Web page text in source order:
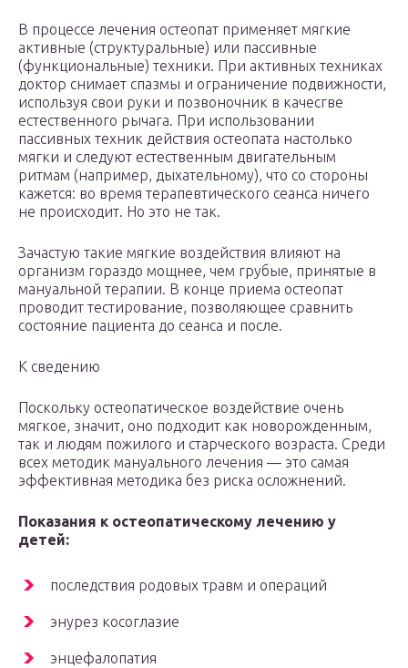
В процессе лечения остеопат применяет мягкие
активные (структуральные) или пассивные
(функциональные) техники. При активных техниках
доктор снимает спазмы и ограничение подвижности,
используя свои руки и позвоночник в качесгве
естественного рычага. При использовании
пассивных техник действия остеопата настолько
мягки и следуют естественным двигательным
ритмам (например, дыхательному), что со стороны
кажется: во время терапевтического сеанса ничего
не происходит. Но это не так.
Зачастую такие мягкие воздействия влияют на
организм гораздо мощнее, чем грубые, принятые в
мануальной терапии. В конце приема остеопат
проводит тестирование, позволяющее сравнить
состояние пациента до сеанса и после.
К сведению
Поскольку остеопатическое воздействие очень
мягкое, значит, оно подходит как новорожденным,
так и людям пожилого и старческого возраста. Среди
всех методик мануального лечения ― это самая
эффективная методика без риска осложнений.
Показания к остеопатическому лечению у
детей:
последствия родовых травм и операций
энурез косоглазие
энцефалопатия